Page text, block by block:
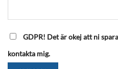
GDPR! Det är okej att ni
kontakta mig.